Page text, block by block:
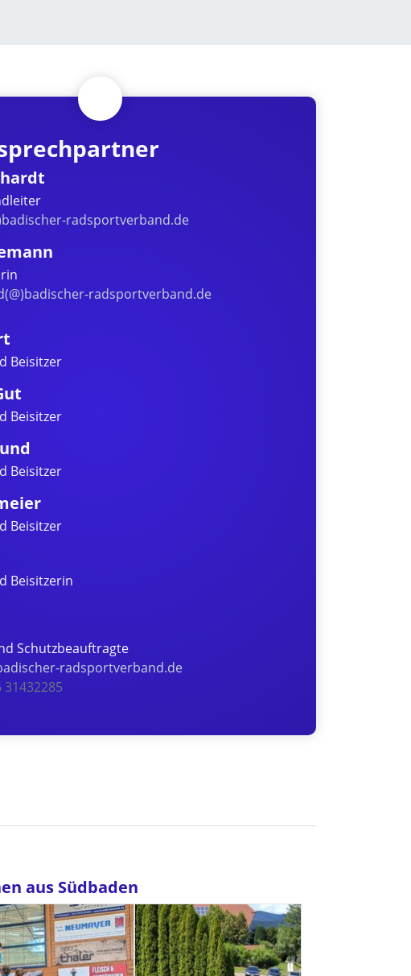
radsportverband.de
radsportverband.de
Beisitzer
Beisitzer
Beisitzer
Beisitzer
Beisitzerin
Schutzbeauftragte
radsportverband.de
31432285
aus Südbaden